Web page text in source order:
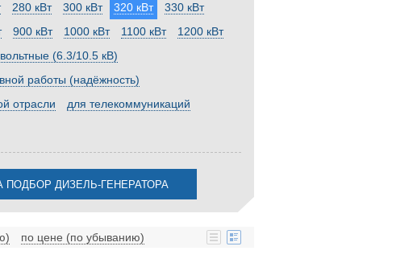
280 кВт 300 кВт 320 кВт
330 кВт
900 кВт 1000 кВт 1100 кВт
1200 кВт
(6.3/10.5 кВ)
работы (надёжность)
отрасли
для телекоммуникаций
по цене (по убыванию)